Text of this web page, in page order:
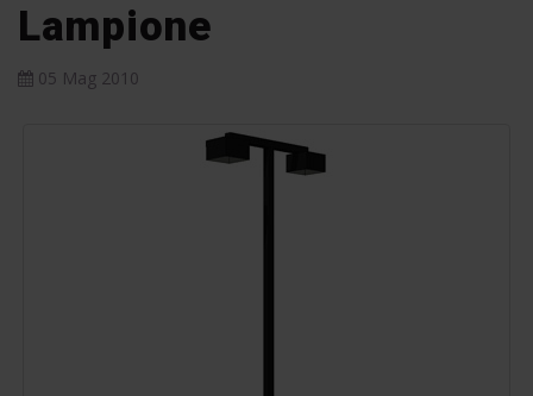
Lampione
05 Mag 2010